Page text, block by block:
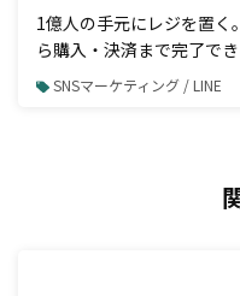
1億人の手元にレジを置く
ら購入・決済まで完了で
SNSマーケティング / LINE